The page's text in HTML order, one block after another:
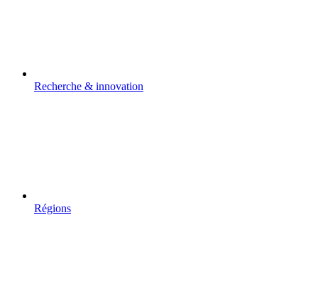
Recherche & innovation
Régions